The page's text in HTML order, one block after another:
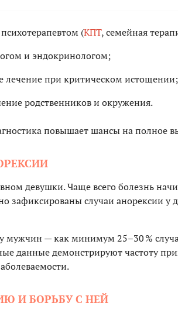
(КПТ, семейная
и эндокринологом;
лечение при критическом истощении;
родственников и окружения.
повышает шансы на полное
девушки. Чаще всего болезнь
зафиксированы случаи анорексии у
мужчин — как минимум 25–30 %
данные демонстрируют частоту
И БОРЬБУ С НЕЙ